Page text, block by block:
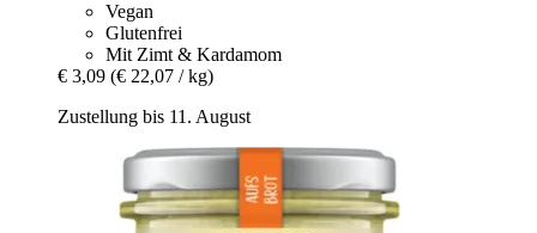
Vegan
Glutenfrei
Mit Zimt & Kardamom
€ 3,09 (€ 22,07 / kg)
Zustellung bis 11. August